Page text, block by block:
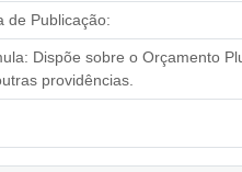
de Publicação:
Dispõe sobre o Orçamento
providências.